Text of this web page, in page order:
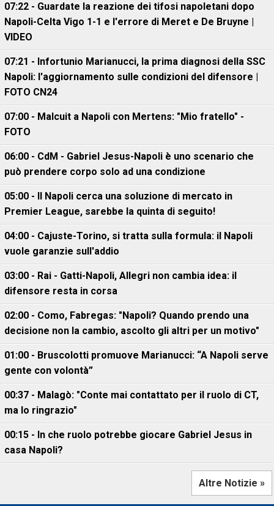
07:22 - Guardate la reazione dei tifosi napoletani dopo
Napoli-Celta Vigo 1-1 e l'errore di Meret e De Bruyne |
VIDEO
07:21 - Infortunio Marianucci, la prima diagnosi della SSC
Napoli: l'aggiornamento sulle condizioni del difensore |
FOTO CN24
07:00 - Malcuit a Napoli con Mertens: "Mio fratello" -
FOTO
06:00 - CdM - Gabriel Jesus-Napoli è uno scenario che
può prendere corpo solo ad una condizione
05:00 - Il Napoli cerca una soluzione di mercato in
Premier League, sarebbe la quinta di seguito!
04:00 - Cajuste-Torino, si tratta sulla formula: il Napoli
vuole garanzie sull'addio
03:00 - Rai - Gatti-Napoli, Allegri non cambia idea: il
difensore resta in corsa
02:00 - Como, Fabregas: "Napoli? Quando prendo una
decisione non la cambio, ascolto gli altri per un motivo"
01:00 - Bruscolotti promuove Marianucci: “A Napoli serve
gente con volontà”
00:37 - Malagò: "Conte mai contattato per il ruolo di CT,
ma lo ringrazio"
00:15 - In che ruolo potrebbe giocare Gabriel Jesus in
casa Napoli?
Altre Notizie »